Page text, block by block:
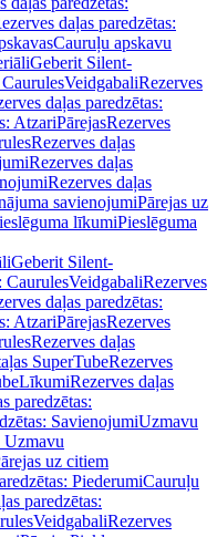
daļas paredzētas:
Cauruļu apskavu
Geberit Silent-
VeidgabaliRezerves
daļas paredzētas:
AtzariPārejasRezerves
Rezerves daļas
Rezerves daļas
Rezerves daļas
savienojumiPārejas uz
līkumiPieslēguma
Geberit Silent-
CaurulesVeidgabaliRezerves
daļas paredzētas:
AtzariPārejasRezerves
Rezerves daļas
SuperTubeRezerves
LīkumiRezerves daļas
paredzētas:
SavienojumiUzmavu
Uzmavu
uz citiem
PiederumiCauruļu
paredzētas:
VeidgabaliRezerves